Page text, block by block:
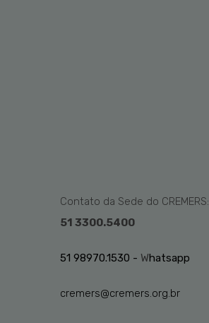
Contato da Sede do CREMERS:
51 3300.5400
51 98970.1530 - Whatsapp
cremers@cremers.org.br